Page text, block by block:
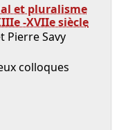
et pluralisme
-XVIIe siècle
Pierre Savy
colloques